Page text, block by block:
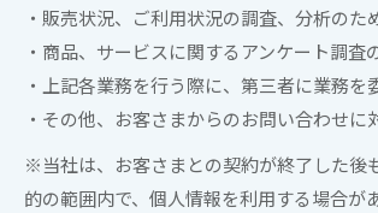
・販売状況、ご利用状況の調査、分析のた
・商品、サービスに関するアンケート調査
・上記各業務を行う際に、第三者に業務を
・その他、お客さまからのお問い合わせに
※当社は、お客さまとの契約が終了した後
的の範囲内で、個人情報を利用する場合が